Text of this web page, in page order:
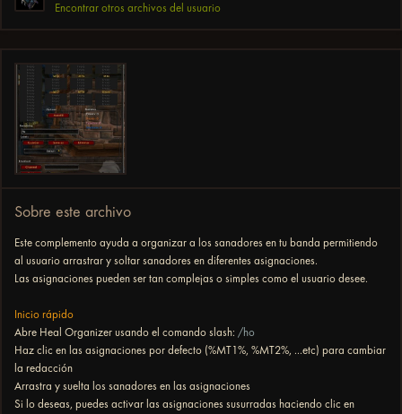
Encontrar otros archivos del usuario
Sobre este archivo
Este complemento ayuda a organizar a los sanadores en tu banda permitiendo
al usuario arrastrar y soltar sanadores en diferentes asignaciones.
Las asignaciones pueden ser tan complejas o simples como el usuario desee.
Inicio rápido
Abre Heal Organizer usando el comando slash: /ho
Haz clic en las asignaciones por defecto (%MT1%, %MT2%, ...etc) para cambiar
la redacción
Arrastra y suelta los sanadores en las asignaciones
Si lo deseas, puedes activar las asignaciones susurradas haciendo clic en